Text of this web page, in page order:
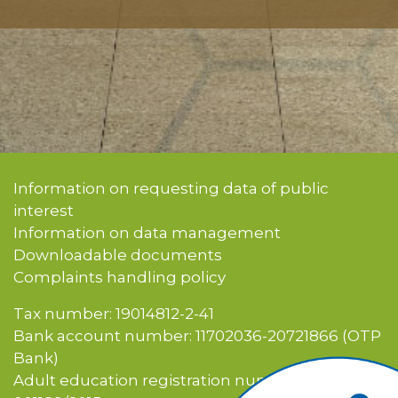
Information on requesting data of public
interest
Information on data management
Downloadable documents
Complaints handling policy
Tax number: 19014812-2-41
Bank account number: 11702036-20721866 (OTP
Bank)
Adult education registration number: E-